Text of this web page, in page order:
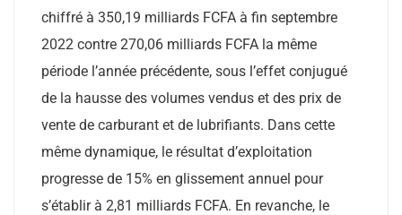
chiffré à 350,19 milliards FCFA à fin septembre
2022 contre 270,06 milliards FCFA la même
période l’année précédente, sous l’effet conjugué
de la hausse des volumes vendus et des prix de
vente de carburant et de lubrifiants. Dans cette
même dynamique, le résultat d’exploitation
progresse de 15% en glissement annuel pour
s’établir à 2,81 milliards FCFA. En revanche, le